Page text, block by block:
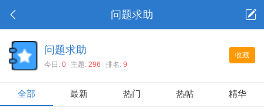
问题求助
收藏
问题求助
今日: 0 主题: 296 排名: 9
全部 最新 热门 热帖 精华